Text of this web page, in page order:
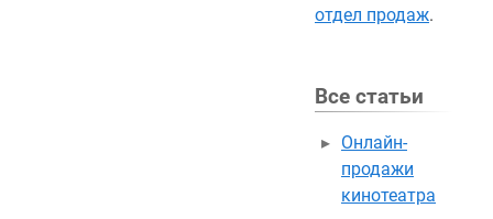
отдел продаж.
Все статьи
Онлайн-
продажи
кинотеатра